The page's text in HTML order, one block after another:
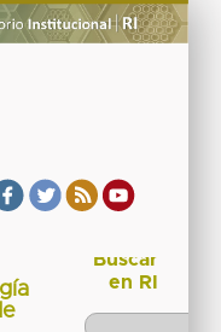
Buscar
en RI